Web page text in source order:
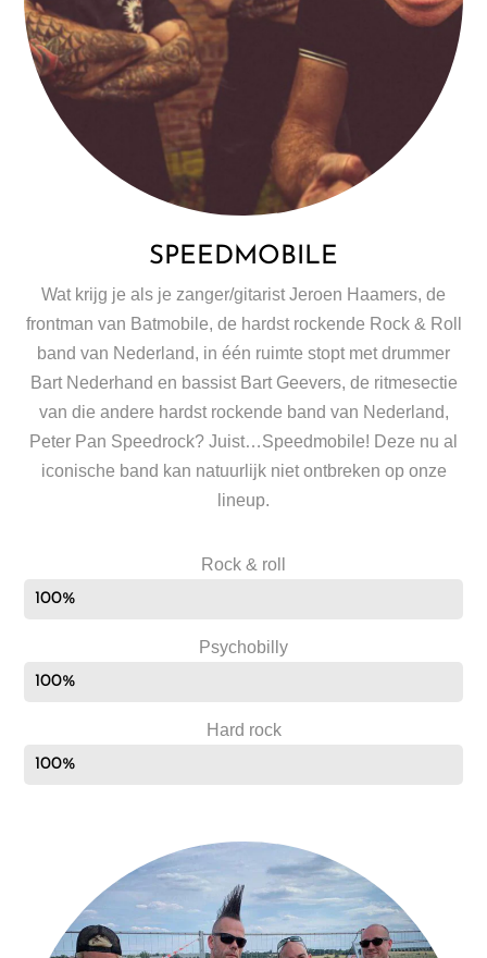
SPEEDMOBILE
Wat krijg je als je zanger/gitarist Jeroen Haamers, de
frontman van Batmobile, de hardst rockende Rock & Roll
band van Nederland, in één ruimte stopt met drummer
Bart Nederhand en bassist Bart Geevers, de ritmesectie
van die andere hardst rockende band van Nederland,
Peter Pan Speedrock? Juist…Speedmobile! Deze nu al
iconische band kan natuurlijk niet ontbreken op onze
lineup.
Rock & roll
100%
Psychobilly
100%
Hard rock
100%